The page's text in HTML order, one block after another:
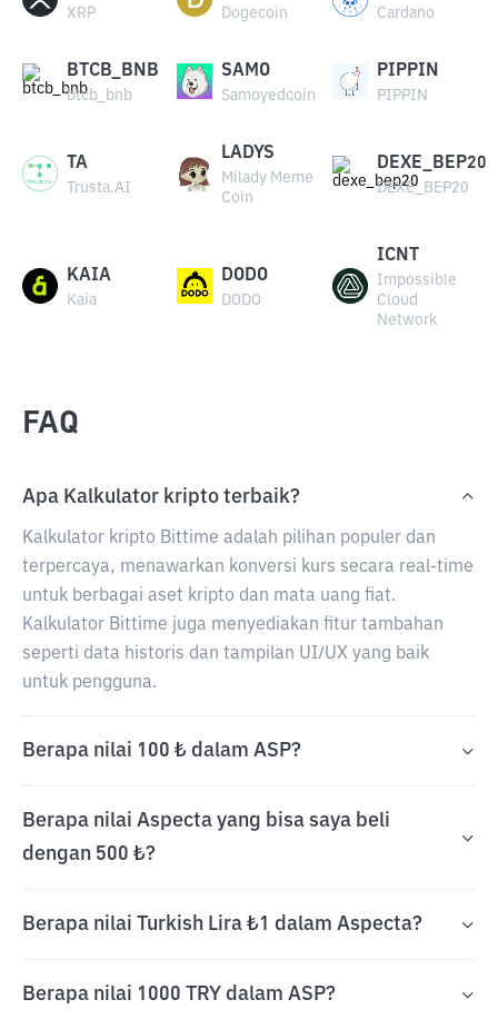
XRP Dogecoin Cardano
BTCB_BNB
btcb_bnb
SAMO
Samoyedcoin
PIPPIN
PIPPIN
TA
Trusta.AI
LADYS
Milady Meme
Coin
DEXE_BEP20
DEXE_BEP20
KAIA
Kaia
DODO
DODO
ICNT
Impossible
Cloud
Network
FAQ
Apa Kalkulator kripto terbaik?
Kalkulator kripto Bittime adalah pilihan populer dan
terpercaya, menawarkan konversi kurs secara real-time
untuk berbagai aset kripto dan mata uang fiat.
Kalkulator Bittime juga menyediakan fitur tambahan
seperti data historis dan tampilan UI/UX yang baik
untuk pengguna.
Berapa nilai 100 ₺ dalam ASP?
Berapa nilai Aspecta yang bisa saya beli
dengan 500 ₺?
Berapa nilai Turkish Lira ₺1 dalam Aspecta?
Berapa nilai 1000 TRY dalam ASP?